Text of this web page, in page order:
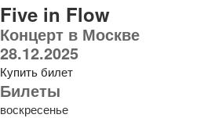
Five in Flow
Концерт в Москве
28.12.2025
Купить билет
Билеты
воскресенье